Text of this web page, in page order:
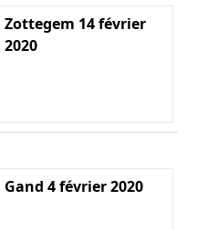
Zottegem 14 février
2020
Gand 4 février 2020